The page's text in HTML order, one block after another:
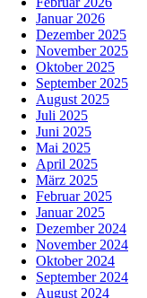
Januar 2026
Dezember 2025
November 2025
Oktober 2025
September 2025
August 2025
Juli 2025
Juni 2025
Mai 2025
April 2025
März 2025
Februar 2025
Januar 2025
Dezember 2024
November 2024
Oktober 2024
September 2024
August 2024